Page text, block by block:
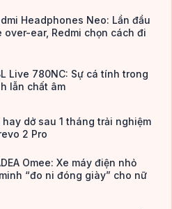
Headphones Neo: Lần đầu
over-ear, Redmi chọn cách đi
Live 780NC: Sự cá tính trong
lẫn chất âm
hay dở sau 1 tháng trải nghiệm
2 Pro
Omee: Xe máy điện nhỏ
“đo ni đóng giày” cho nữ